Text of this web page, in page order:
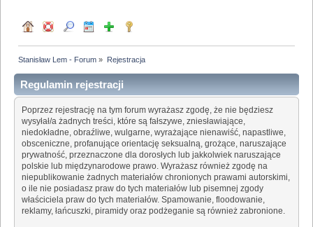
Stanisław Lem - Forum » Rejestracja
Regulamin rejestracji
Poprzez rejestrację na tym forum wyrażasz zgodę, że nie będziesz
wysyłał/a żadnych treści, które są fałszywe, zniesławiające,
niedokładne, obraźliwe, wulgarne, wyrażające nienawiść, napastliwe,
obsceniczne, profanujące orientację seksualną, grożące, naruszające
prywatność, przeznaczone dla dorosłych lub jakkolwiek naruszające
polskie lub międzynarodowe prawo. Wyrażasz również zgodę na
niepublikowanie żadnych materiałów chronionych prawami autorskimi,
o ile nie posiadasz praw do tych materiałów lub pisemnej zgody
właściciela praw do tych materiałów. Spamowanie, floodowanie,
reklamy, łańcuszki, piramidy oraz podżeganie są również zabronione.